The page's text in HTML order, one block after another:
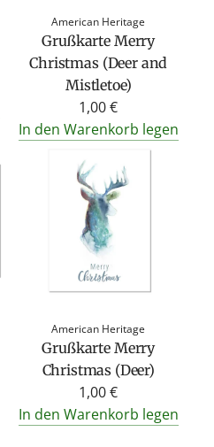
American Heritage
Grußkarte Merry
Christmas (Deer and
Mistletoe)
1,00 €
In den Warenkorb legen
American Heritage
Grußkarte Merry
Christmas (Deer)
1,00 €
In den Warenkorb legen